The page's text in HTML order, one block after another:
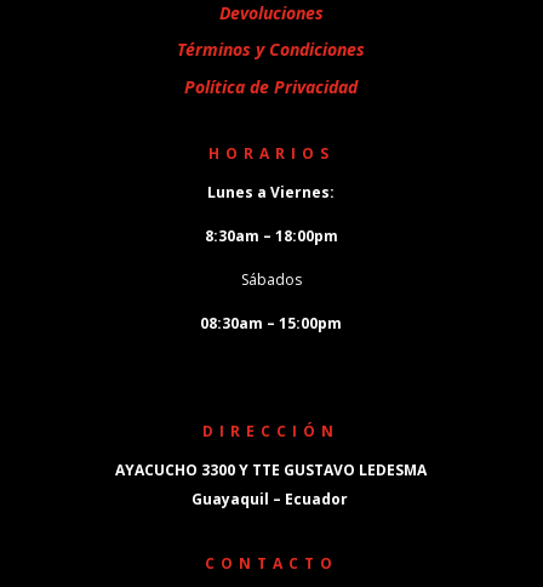
Devoluciones
Términos y Condiciones
Política de Privacidad
HORARIOS
Lunes a Viernes:
8:30am – 18:00pm
Sábados
08:30am – 15:00pm
DIRECCIÓN
AYACUCHO 3300 Y TTE GUSTAVO LEDESMA
Guayaquil – Ecuador
CONTACTO